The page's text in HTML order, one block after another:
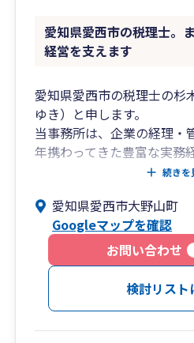
愛知県愛西市の税理士。
経営を支えます
愛知県愛西市の税理士の杉
ゆき）と申します。
当事務所は、企業の経理・
年携わってきた豊富な実務
行から決算・税務申告まで
を活用した柔軟なサポート
ので、地元の皆さまはもち
らのご相談にリモートでス
します。 単なる数字の処理
との誠実なコミュニケーシ
第一に考え、まじめに丁寧
続きを
愛知県愛西市大野山町
Googleマップを確認
お問い合わせ
検討リスト